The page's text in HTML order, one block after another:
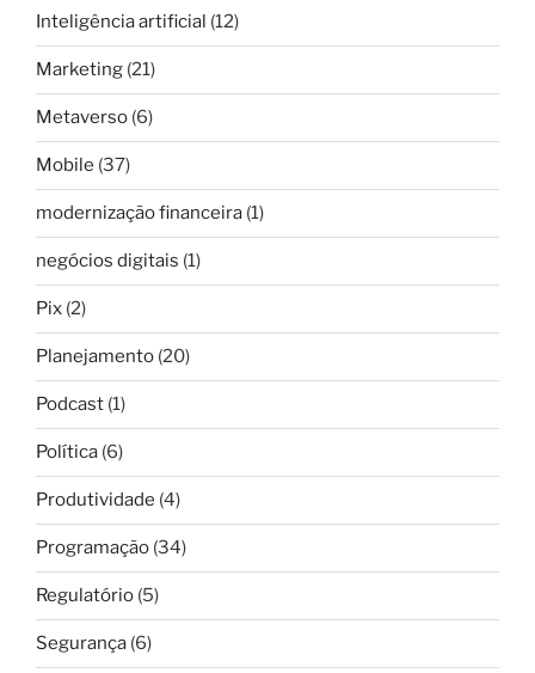
Inteligência artificial (12)
Marketing (21)
Metaverso (6)
Mobile (37)
modernização financeira (1)
negócios digitais (1)
Pix (2)
Planejamento (20)
Podcast (1)
Política (6)
Produtividade (4)
Programação (34)
Regulatório (5)
Segurança (6)